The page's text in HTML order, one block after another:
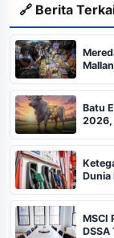
🔗 Berita
Batu
2026,
Dunia
MSCI
DSSA